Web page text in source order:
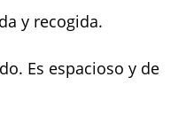
y recogida.
Es espacioso y de